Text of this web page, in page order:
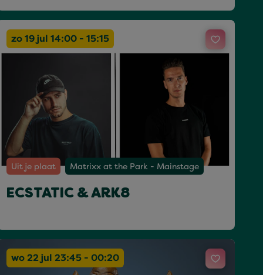
zo 19 jul 14:00 - 15:15
Uit je plaat Matrixx at the Park - Mainstage
ECSTATIC & ARK8
wo 22 jul 23:45 - 00:20